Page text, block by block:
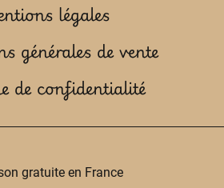
légales
générales de vente
de confidentialité
gratuite en France